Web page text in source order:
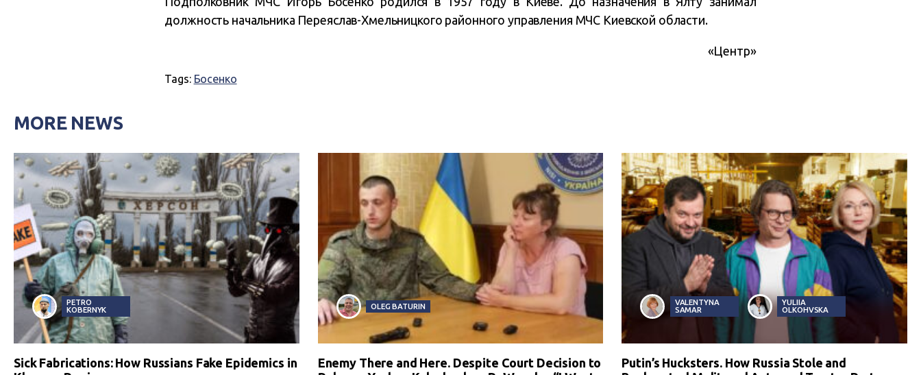
должность начальника Переяслав-Хмельницкого районного управления МЧС Киевской области.
«Центр»
Tags: Босенко
MORE NEWS
PETRO
KOBERNYK
Sick Fabrications: How Russians Fake Epidemics in
OLEG BATURIN
Enemy There and Here. Despite Court Decision to
VALENTYNA
SAMAR
YULIIA
OLKOHVSKA
Putin’s Hucksters. How Russia Stole and